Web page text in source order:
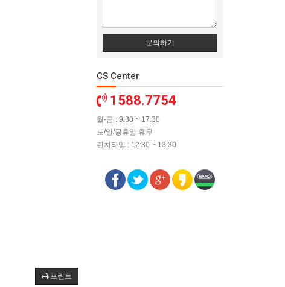
프린트
문의하기
CS Center
1588.7754
월-금 : 9:30 ~ 17:30
토/일/공휴일 휴무
런치타임 : 12:30 ~ 13:30